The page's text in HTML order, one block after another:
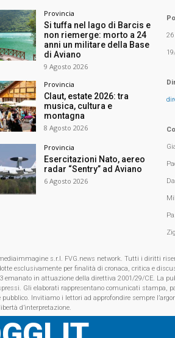
Provincia
Si tuffa nel lago di Barcis e
non riemerge: morto a 24
anni un militare della Base
di Aviano
9 Agosto 2026
Provincia
Claut, estate 2026: tra
musica, cultura e
montagna
8 Agosto 2026
Provincia
Esercitazioni Nato, aereo
radar “Sentry” ad Aviano
6 Agosto 2026
s.r.l. FVG.news network. Tutti i diritti
esclusivamente per finalità di cronaca, critica e
emanato in attuazione della direttiva 2001/29/CE. La
Gli elaborati rappresentano comunicati stampa,
Invitiamo i lettori ad approfondire sempre
d’interpretazione.